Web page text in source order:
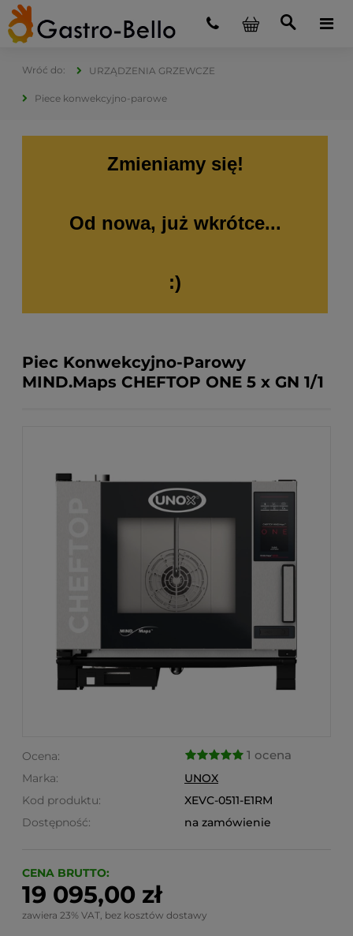
URZĄDZENIA GRZEWCZE
Piece konwekcyjno-parowe
Zmieniamy się!
Od nowa, już wkrótce...
:)
Piec Konwekcyjno-Parowy
MIND.Maps CHEFTOP ONE 5 x GN 1/1
Ocena: 1 ocena
Marka:
UNOX
Kod produktu:
XEVC-0511-E1RM
Dostępność:
na zamówienie
CENA BRUTTO:
19 095,00 zł
zawiera 23% VAT, bez kosztów dostawy